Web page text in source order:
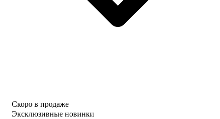
Скоро в продаже
Эксклюзивные новинки